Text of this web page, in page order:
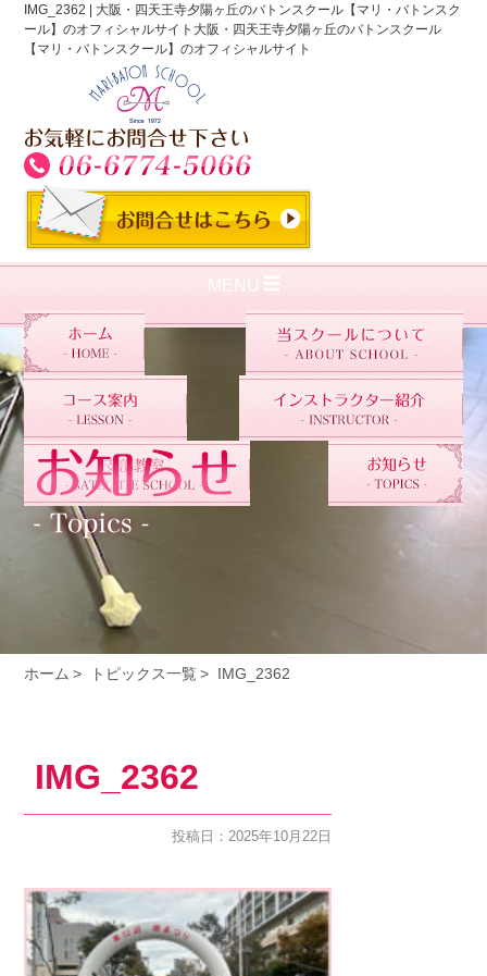
IMG_2362 | 大阪・四天王寺夕陽ヶ丘のバトンスクール【マリ・バトンスク
ール】のオフィシャルサイト大阪・四天王寺夕陽ヶ丘のバトンスクール
【マリ・バトンスクール】のオフィシャルサイト
MENU
ホーム トピックス一覧 IMG_2362
IMG_2362
投稿日：2025年10月22日